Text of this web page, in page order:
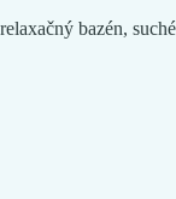
bazén,